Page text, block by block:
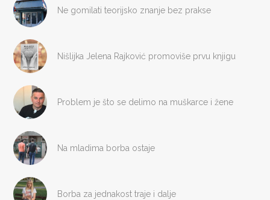
Ne gomilati teorijsko znanje bez prakse
Nišlijka Jelena Rajković promoviše prvu knjigu
Problem je što se delimo na muškarce i žene
Na mladima borba ostaje
Borba za jednakost traje i dalje